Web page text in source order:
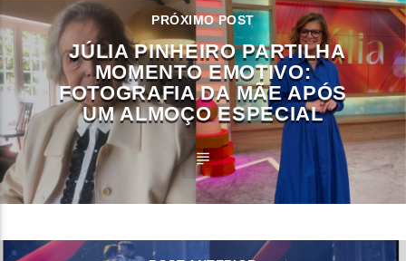
PRÓXIMO POST
JÚLIA PINHEIRO PARTILHA
MOMENTO EMOTIVO:
FOTOGRAFIA DA MÃE APÓS
UM ALMOÇO ESPECIAL